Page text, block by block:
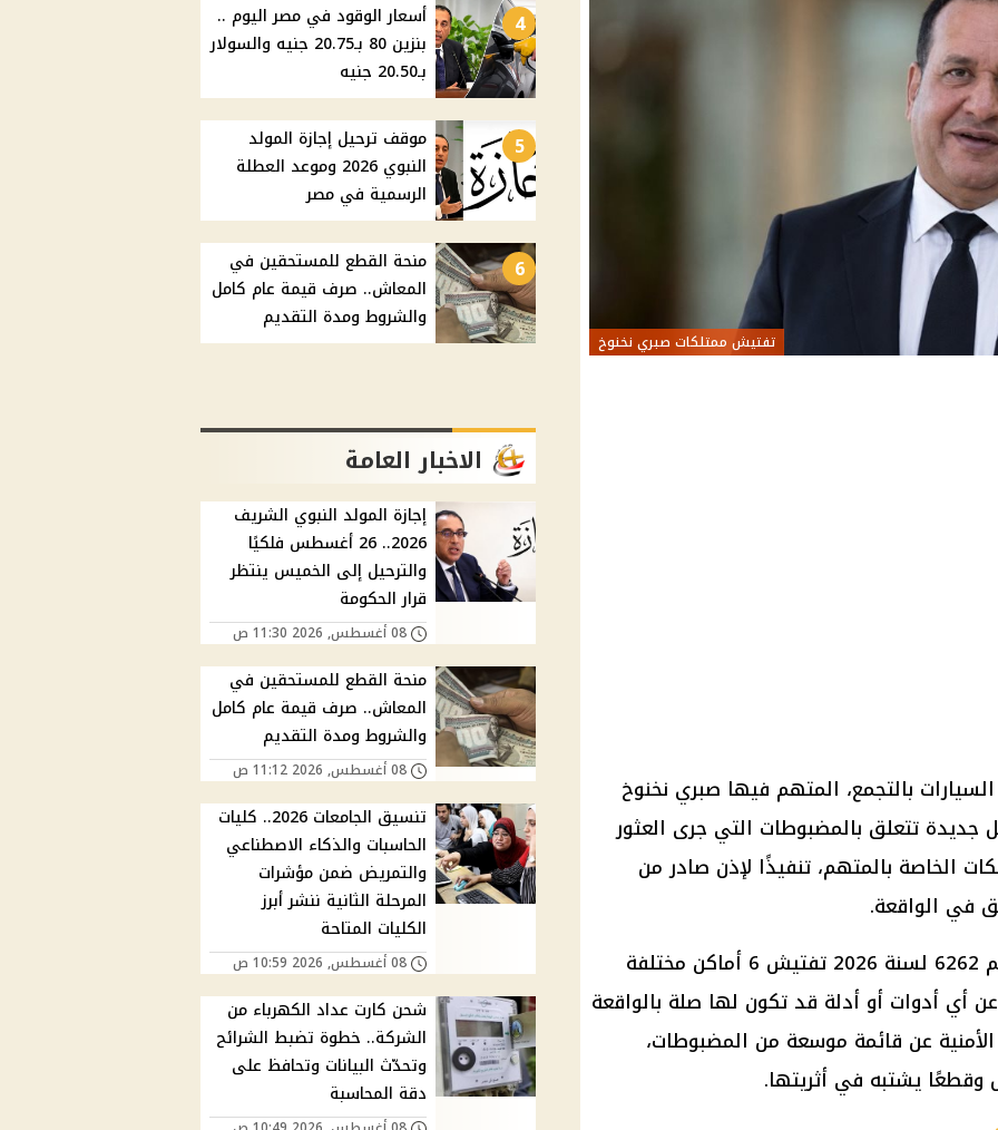
تفتيش ممتلكات صبري نخنوخ
بالتجمع، المتهم فيها صبري نخنوخ
تتعلق بالمضبوطات التي جرى العثور
الخاصة بالمتهم، تنفيذًا لإذن صادر من
في الواقعة.
وتضمنت التحقيقات في القضية رقم 6262 لسنة 2026 تفتيش 6 أماكن مختلفة
أي أدوات أو أدلة قد تكون لها صلة بالواقعة
عن قائمة موسعة من المضبوطات،
يشتبه في أثريتها.
4
أسعار الوقود في مصر اليوم ..
بنزين 80 بـ20.75 جنيه والسولار
بـ20.50 جنيه
5
موقف ترحيل إجازة المولد
النبوي 2026 وموعد العطلة
الرسمية في مصر
6
منحة القطع للمستحقين في
المعاش.. صرف قيمة عام كامل
والشروط ومدة التقديم
الاخبار العامة
إجازة المولد النبوي الشريف
2026.. 26 أغسطس فلكيًا
والترحيل إلى الخميس ينتظر
قرار الحكومة
08 أغسطس, 2026 11:30 ص
منحة القطع للمستحقين في
المعاش.. صرف قيمة عام كامل
والشروط ومدة التقديم
08 أغسطس, 2026 11:12 ص
تنسيق الجامعات 2026.. كليات
الحاسبات والذكاء الاصطناعي
والتمريض ضمن مؤشرات
المرحلة الثانية ننشر أبرز
الكليات المتاحة
08 أغسطس, 2026 10:59 ص
شحن كارت عداد الكهرباء من
الشركة.. خطوة تضبط الشرائح
وتحدّث البيانات وتحافظ على
دقة المحاسبة